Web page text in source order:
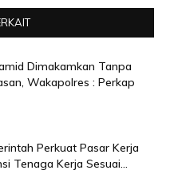
Dimakamkan Tanpa
Wakapolres : Perkap
Perkuat Pasar Kerja
Tenaga Kerja Sesuai...